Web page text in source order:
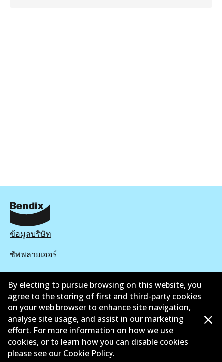
ข้อมูลบริษัท
ซัพพลายเออร์
ติดต่อ
นโยบายความเป็นส่วนตัว
การรับประกัน
ข้อกำหนดและเงื่อนไข
นโยบายการแจ้งเบาะแส
By electing to pursue browsing on this website, you
agree to the storing of first and third-party cookies
on your web browser to enhance site navigation,
analyse site usage, and assist in our marketing
effort. For more information on how we use
cookies, or to learn how you can disable cookies
please see our Cookie Policy.